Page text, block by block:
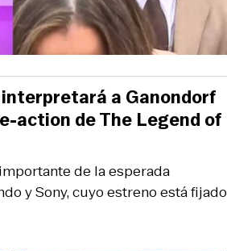
de la esperada
y Sony, cuyo estreno está fijado
a Ganondorf
action de The Legend of